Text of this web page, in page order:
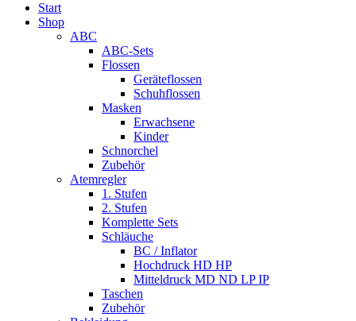
Start
Shop
ABC
ABC-Sets
Flossen
Geräteflossen
Schuhflossen
Masken
Erwachsene
Kinder
Schnorchel
Zubehör
Atemregler
1. Stufen
2. Stufen
Komplette Sets
Schläuche
BC / Inflator
Hochdruck HD HP
Mitteldruck MD ND LP IP
Taschen
Zubehör